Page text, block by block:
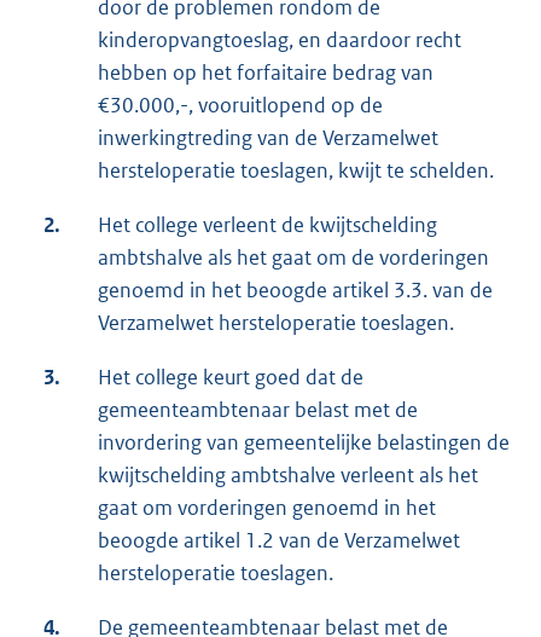
door de problemen rondom de
kinderopvangtoeslag, en daardoor recht
hebben op het forfaitaire bedrag van
€30.000,-, vooruitlopend op de
inwerkingtreding van de Verzamelwet
hersteloperatie toeslagen, kwijt te schelden.
2.
Het college verleent de kwijtschelding
ambtshalve als het gaat om de vorderingen
genoemd in het beoogde artikel 3.3. van de
Verzamelwet hersteloperatie toeslagen.
3.
Het college keurt goed dat de
gemeenteambtenaar belast met de
invordering van gemeentelijke belastingen de
kwijtschelding ambtshalve verleent als het
gaat om vorderingen genoemd in het
beoogde artikel 1.2 van de Verzamelwet
hersteloperatie toeslagen.
4.
De gemeenteambtenaar belast met de